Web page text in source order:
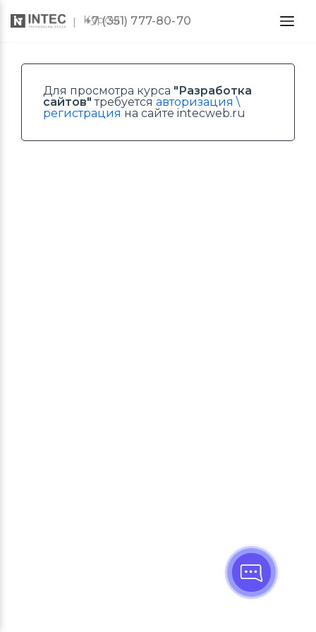
Курсы
+7 (351) 777-80-70
Для просмотра курса "Разработка
сайтов" требуется авторизация \
регистрация на сайте intecweb.ru